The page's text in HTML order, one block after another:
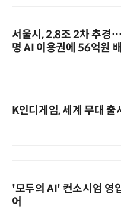
서울시, 2.8조 2차 추경
명 AI 이용권에 56억원
K인디게임, 세계 무대 출
'모두의 AI' 컨소시엄 영
어